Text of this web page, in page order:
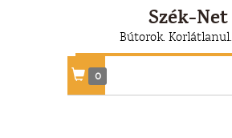
Szék-Net
Bútorok. Korlátlanul.
0